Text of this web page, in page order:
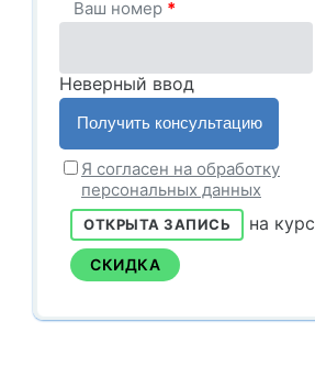
Ваш номер *
Неверный ввод
Я согласен на обработку
персональных данных
ОТКРЫТА ЗАПИСЬ на курс
СКИДКА